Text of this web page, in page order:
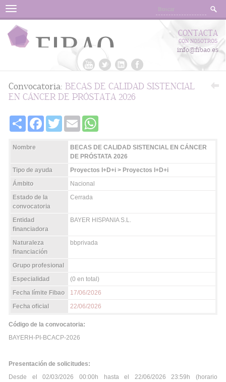
Menu
CONTACTA
CON NOSOTROS
info@fibao.es
Convocatoria: BECAS DE CALIDAD SISTENCIAL
EN CÁNCER DE PRÓSTATA 2026
Share FacebookTwitter Email
Nombre
BECAS DE CALIDAD SISTENCIAL EN CÁNCER
DE PRÓSTATA 2026
Tipo de ayuda
Proyectos I+D+i > Proyectos I+D+i
Ámbito
Nacional
Estado de la
convocatoria
Cerrada
Entidad
financiadora
BAYER HISPANIA S.L.
Naturaleza
financiación
bbprivada
Grupo profesional
Especialidad
(0 en total)
Fecha límite Fibao
17/06/2026
Fecha oficial
22/06/2026
Código de la convocatoria:
BAYERH-PI-BCACP-2026
Presentación de solicitudes:
Desde el 02/03/2026 00:00h hasta el 22/06/2026 23:59h (horario